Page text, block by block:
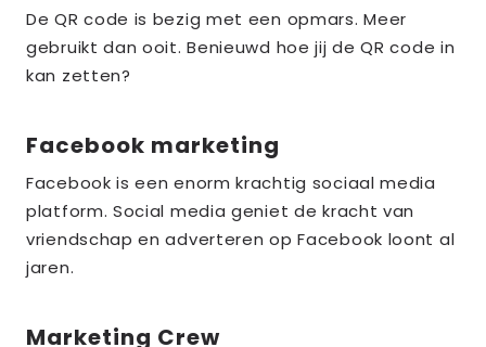
meer
over
the_title;
De QR code is bezig met een opmars. Meer
gebruikt dan ooit. Benieuwd hoe jij de QR code in
kan zetten?
Lees
meer
over
the_title;
Facebook marketing
Facebook is een enorm krachtig sociaal media
platform. Social media geniet de kracht van
vriendschap en adverteren op Facebook loont al
jaren.
Lees
Marketing Crew